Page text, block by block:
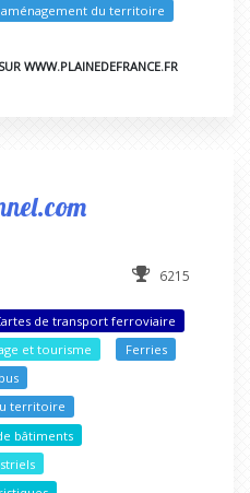
du territoire
WWW.PLAINEDEFRANCE.FR
6215
de transport ferroviaire
et tourisme
Ferries
territoire
bâtiments